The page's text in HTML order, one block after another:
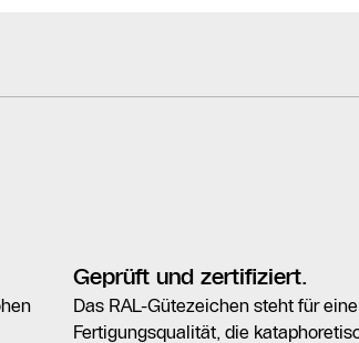
Geprüft und zertifiziert.
Das RAL-Gütezeichen steht für
Fertigungsqualität, die